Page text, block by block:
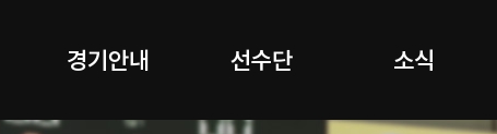
경기안내 선수단 소식